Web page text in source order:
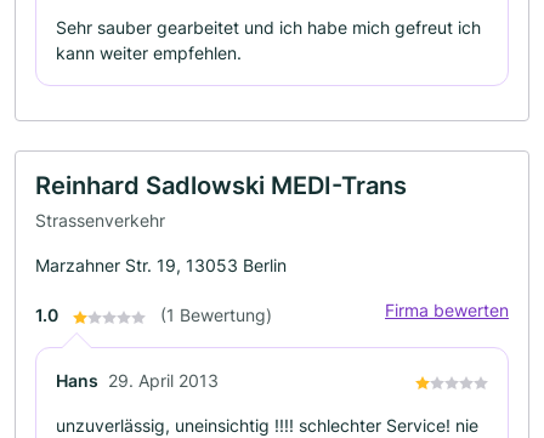
Sehr sauber gearbeitet und ich habe mich gefreut ich
kann weiter empfehlen.
Reinhard Sadlowski MEDI-Trans
Strassenverkehr
Marzahner Str. 19, 13053 Berlin
1.0 (1 Bewertung) Firma bewerten
Hans 29. April 2013
unzuverlässig, uneinsichtig !!!! schlechter Service! nie